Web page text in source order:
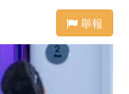
舉報